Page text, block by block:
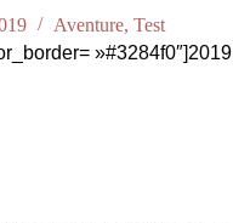
Aventure,Test
»#3284f0″]2019